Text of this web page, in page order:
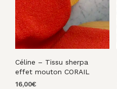
Céline – Tissu sherpa
effet mouton CORAIL
16,00€